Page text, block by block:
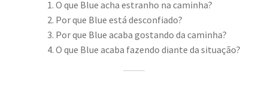
O que Blue acha estranho na caminha?
Por que Blue está desconfiado?
Por que Blue acaba gostando da caminha?
O que Blue acaba fazendo diante da situação?